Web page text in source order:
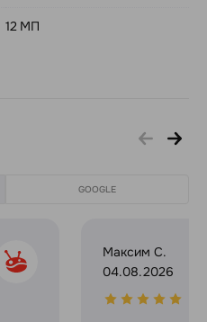
12 МП
GOOGLE
Максим С.
04.08.2026